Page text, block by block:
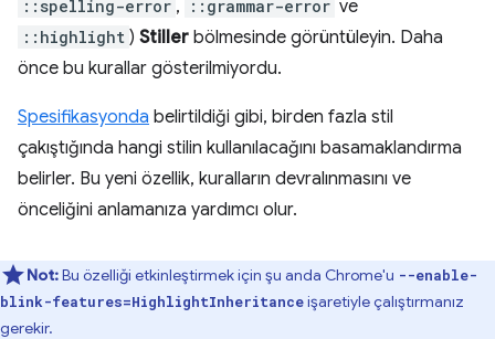
::spelling-error , ::grammar-error ve
::highlight ) Stiller bölmesinde görüntüleyin. Daha
önce bu kurallar gösterilmiyordu.
Spesifikasyonda belirtildiği gibi, birden fazla stil
çakıştığında hangi stilin kullanılacağını basamaklandırma
belirler. Bu yeni özellik, kuralların devralınmasını ve
önceliğini anlamanıza yardımcı olur.
Not:Bu özelliği etkinleştirmek için şu anda Chrome'u --enable-
blink-features=HighlightInheritanceişaretiyle çalıştırmanız
gerekir.